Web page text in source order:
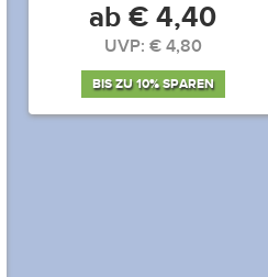
ab € 4,40
UVP: € 4,80
BIS ZU 10% SPAREN